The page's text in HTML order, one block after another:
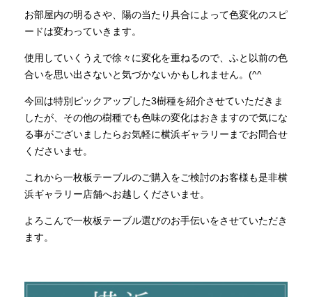
お部屋内の明るさや、陽の当たり具合によって色変化のスピ
ードは変わっていきます。
使用していくうえで徐々に変化を重ねるので、ふと以前の色
合いを思い出さないと気づかないかもしれません。(^^
今回は特別ピックアップした3樹種を紹介させていただきま
したが、その他の樹種でも色味の変化はおきますので気にな
る事がございましたらお気軽に横浜ギャラリーまでお問合せ
くださいませ。
これから一枚板テーブルのご購入をご検討のお客様も是非横
浜ギャラリー店舗へお越しくださいませ。
よろこんで一枚板テーブル選びのお手伝いをさせていただき
ます。